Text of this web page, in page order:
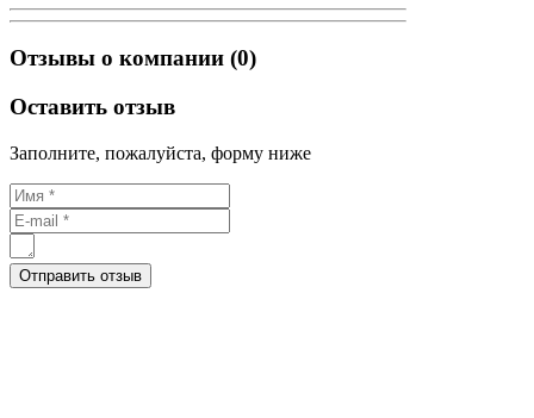
Отзывы о компании (0)
Оставить отзыв
Заполните, пожалуйста, форму ниже